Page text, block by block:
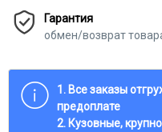
Гарантия
обмен/возврат
1. Все заказы
предоплате
2. Кузовные,